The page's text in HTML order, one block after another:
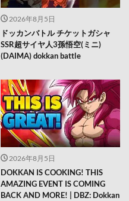
2026年8月5日
ドッカンバトル チケットガシャ
SSR超サイヤ人3孫悟空(ミニ)
(DAIMA) dokkan battle
2026年8月5日
DOKKAN IS COOKING! THIS
AMAZING EVENT IS COMING
BACK AND MORE! | DBZ: Dokkan